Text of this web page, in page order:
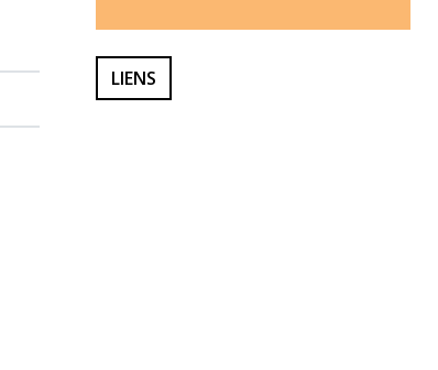
LIENS